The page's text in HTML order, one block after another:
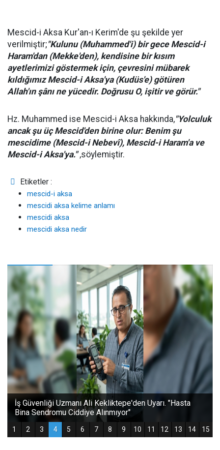
Mescid-i Aksa Kur'an-ı Kerim'de şu şekilde yer
verilmiştir;"Kulunu (Muhammed'i) bir gece Mescid-i
Haram'dan (Mekke'den), kendisine bir kısım
ayetlerimizi göstermek için, çevresini mübarek
kıldığımız Mescid-i Aksa'ya (Kudüs'e) götüren
Allah'ın şânı ne yücedir. Doğrusu O, işitir ve görür."
Hz. Muhammed ise Mescid-i Aksa hakkında,"Yolculuk
ancak şu üç Mescid'den birine olur: Benim şu
mescidime (Mescid-i Nebevî), Mescid-i Haram'a ve
Mescid-i Aksa'ya.",söylemiştir.
Etiketler :
mescid-i aksa
mescidi aksa kelime anlamı
mescidi aksa
mescidi aksa nedir